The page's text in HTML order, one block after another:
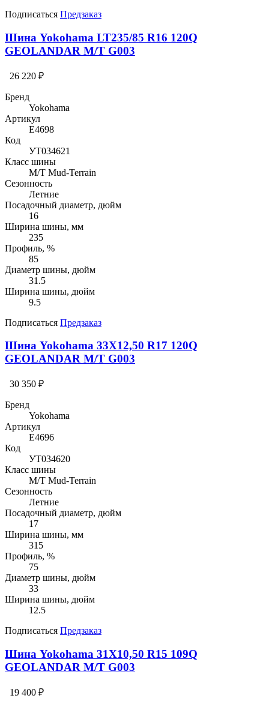
Подписаться Предзаказ
Шина Yokohama LT235/85 R16 120Q
GEOLANDAR M/T G003
26 220 ₽
Бренд
Yokohama
Артикул
E4698
Код
УТ034621
Класс шины
M/T Mud-Terrain
Сезонность
Летние
Посадочный диаметр, дюйм
16
Ширина шины, мм
235
Профиль, %
85
Диаметр шины, дюйм
31.5
Ширина шины, дюйм
9.5
Подписаться Предзаказ
Шина Yokohama 33X12,50 R17 120Q
GEOLANDAR M/T G003
30 350 ₽
Бренд
Yokohama
Артикул
E4696
Код
УТ034620
Класс шины
M/T Mud-Terrain
Сезонность
Летние
Посадочный диаметр, дюйм
17
Ширина шины, мм
315
Профиль, %
75
Диаметр шины, дюйм
33
Ширина шины, дюйм
12.5
Подписаться Предзаказ
Шина Yokohama 31X10,50 R15 109Q
GEOLANDAR M/T G003
19 400 ₽